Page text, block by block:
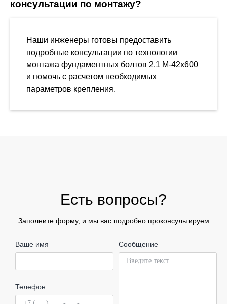
консультации по монтажу?
Наши инженеры готовы предоставить
подробные консультации по технологии
монтажа фундаментных болтов 2.1 М-42х600
и помочь с расчетом необходимых
параметров крепления.
Есть вопросы?
Заполните форму, и мы вас подробно проконсультируем
Ваше имя
Телефон
Сообщение